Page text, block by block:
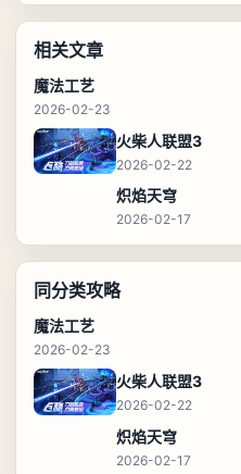
相关文章
魔法工艺
2026-02-23
火柴人联盟3
2026-02-22
炽焰天穹
2026-02-17
同分类攻略
魔法工艺
2026-02-23
火柴人联盟3
2026-02-22
炽焰天穹
2026-02-17